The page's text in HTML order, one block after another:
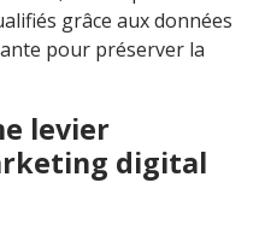
grâce aux données
pour préserver la
levier
digital